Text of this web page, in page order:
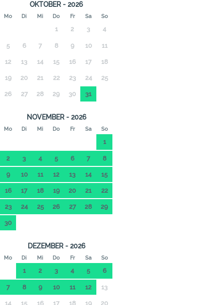
OKTOBER - 2026
Mo Di Mi Do Fr Sa So
1 2 3 4
5 6 7 8 9 10 11
12 13 14 15 16 17 18
19 20 21 22 23 24 25
26 27 28 29 30 31
NOVEMBER - 2026
Mo Di Mi Do Fr Sa So
1
2 3 4 5 6 7 8
9 10 11 12 13 14 15
16 17 18 19 20 21 22
23 24 25 26 27 28 29
30
DEZEMBER - 2026
Mo Di Mi Do Fr Sa So
1 2 3 4 5 6
7 8 9 10 11 12 13
14 15 16 17 18 19 20